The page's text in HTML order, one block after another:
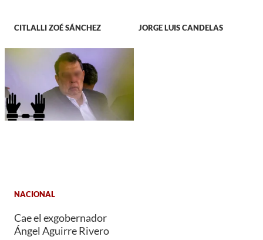
CITLALLI ZOÉ SÁNCHEZ JORGE LUIS CANDELAS
NACIONAL
Cae el exgobernador
Ángel Aguirre Rivero